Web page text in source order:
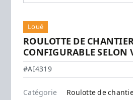
Loué
ROULOTTE DE
CONFIGURABLE SELON
#AI4319
Catégorie
Roulotte de